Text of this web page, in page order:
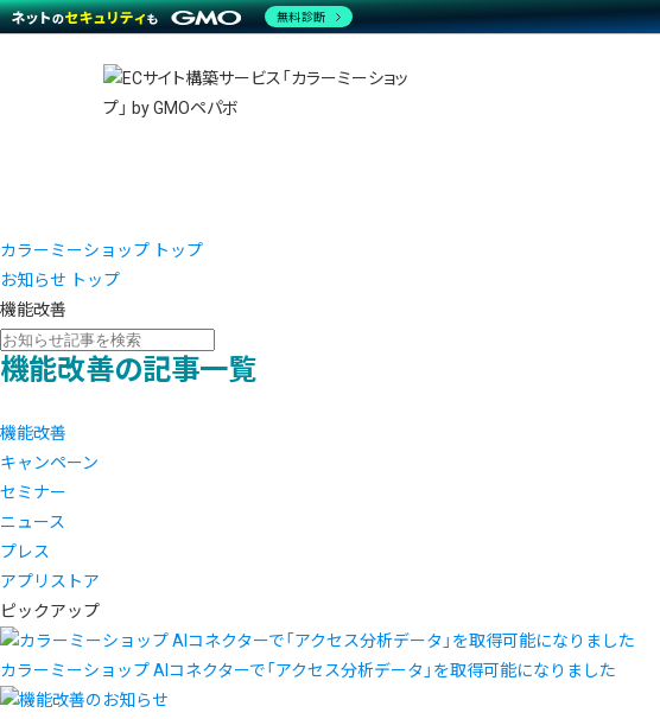
商材一覧を見る
越境EC（海外販売）
料金
事例
運営サポート
サポート一覧を見る
カラーミーショップ トップ
お知らせ トップ
機能改善
機能改善の記事一覧
機能改善
キャンペーン
セミナー
ニュース
プレス
アプリストア
ピックアップ
カラーミーショップ AIコネクターで「アクセス分析データ」を取得可能になりました
無料診断